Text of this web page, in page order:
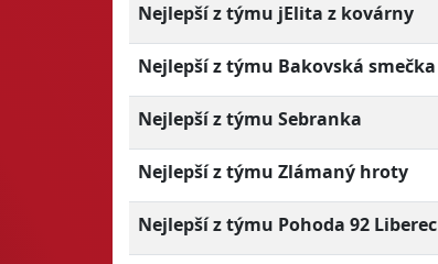
Nejlepší z týmu jElita z kovárny
Nejlepší z týmu Bakovská smečka
Nejlepší z týmu Sebranka
Nejlepší z týmu Zlámaný hroty
Nejlepší z týmu Pohoda 92 Liberec